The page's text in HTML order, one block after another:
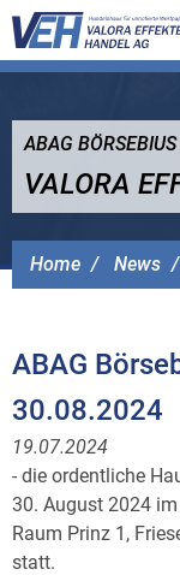
Home News
ABAG
VALORA
ABAG
30.08.2024
19.07.2024
- die ordentliche
30. August 2024
Raum Prinz 1,
statt.